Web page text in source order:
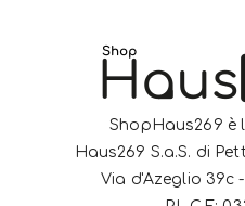
ShopHaus269 è
Haus269 S.a.S. di
Via d'Azeglio 39c